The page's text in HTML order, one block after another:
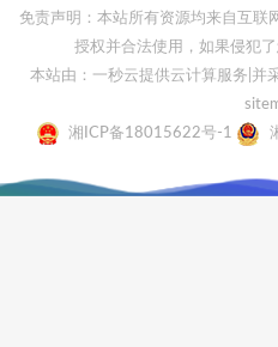
免责声明：本站所有资源均来自互联
授权并合法使用，如果侵犯
本站由：一秒云提供云计算服务 |并
湘ICP备18015622号-1